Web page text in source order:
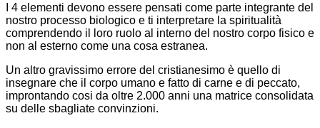
I 4 elementi devono essere pensati come parte integrante del
nostro processo biologico e ti interpretare la spiritualità
comprendendo il loro ruolo al interno del nostro corpo fisico e
non al esterno come una cosa estranea.
Un altro gravissimo errore del cristianesimo è quello di
insegnare che il corpo umano e fatto di carne e di peccato,
improntando cosi da oltre 2.000 anni una matrice consolidata
su delle sbagliate convinzioni.